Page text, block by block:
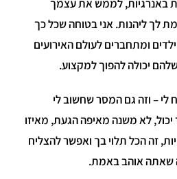
באנרגיות, לממש את עצמך
לך ליהנות. אני בטוחה שכל כך
ומתחברים לעולם האירועים
יכולה להפוך למקצוע.
לי – וזה גם המסר שחשוב לי
לא משנה מאיפה הגעת, מאיזו
זה הכל תלוי בך ואפשר להצליח
שאתה אוהב באמת.